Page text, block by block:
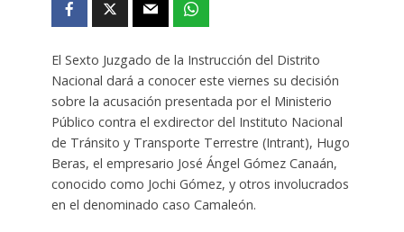
El Sexto Juzgado de la Instrucción del Distrito
Nacional dará a conocer este viernes su decisión
sobre la acusación presentada por el Ministerio
Público contra el exdirector del Instituto Nacional
de Tránsito y Transporte Terrestre (Intrant), Hugo
Beras, el empresario José Ángel Gómez Canaán,
conocido como Jochi Gómez, y otros involucrados
en el denominado caso Camaleón.